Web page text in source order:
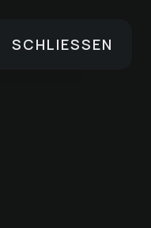
SCHLIESSEN